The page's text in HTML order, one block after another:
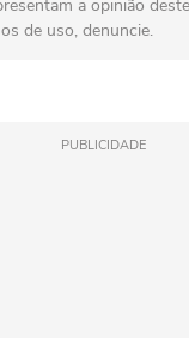
a opinião
de uso, denuncie.
PUBLICIDADE